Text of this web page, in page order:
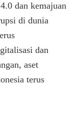
MPR
Bamsoet
dan kemajuan
di dunia
dan
aset
terus